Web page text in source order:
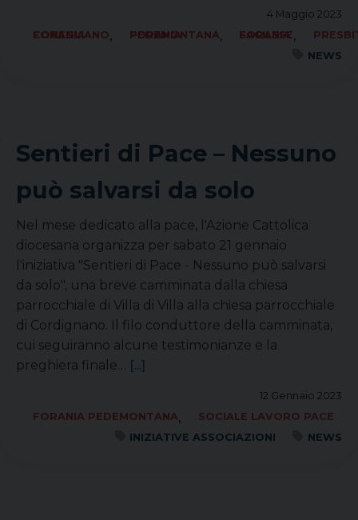
4 Maggio 2023
FORANIA CONEGLIANO, FORANIA PEDEMONTANA, FORANIA SACILESE,
NEWS
Sentieri di Pace – Nessuno
può salvarsi da solo
Nel mese dedicato alla pace, l'Azione Cattolica
diocesana organizza per sabato 21 gennaio
l'iniziativa "Sentieri di Pace - Nessuno può salvarsi
da solo", una breve camminata dalla chiesa
parrocchiale di Villa di Villa alla chiesa parrocchiale
di Cordignano. Il filo conduttore della camminata,
cui seguiranno alcune testimonianze e la
preghiera finale… [...]
12 Gennaio 2023
FORANIA PEDEMONTANA,
SOCIALE LAVORO PACE
INIZIATIVE ASSOCIAZIONI
NEWS